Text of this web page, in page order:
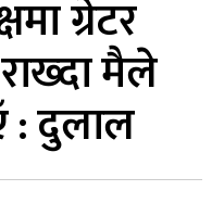
ग्रेटर
मैले
: दुलाल